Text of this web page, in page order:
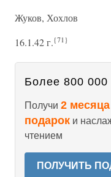
Жуков, Хохлов
16.1.42 г.{71}
Более 800 000
Получи 2
подарок и
чтением
ПОЛУЧИТЬ